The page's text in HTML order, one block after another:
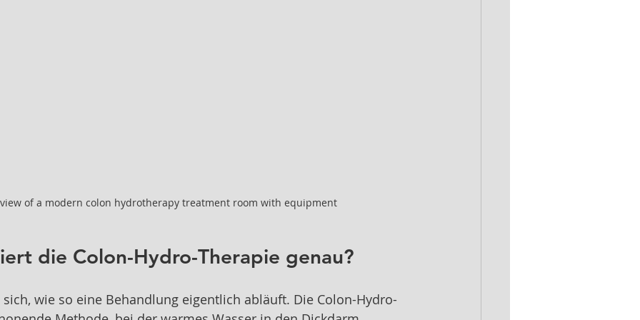
of a modern colon hydrotherapy treatment room with equipment
die Colon-Hydro-Therapie genau?
wie so eine Behandlung eigentlich abläuft. Die Colon-Hydro-